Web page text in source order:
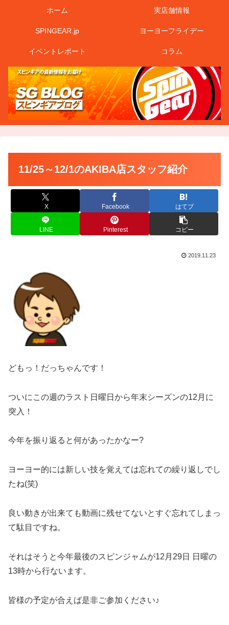
ホーム 実店舗情報
SPINGEAR.jp ヨーヨーフライデー
イベントレポート コラム
11/25～12/1のAKIBA店スタッフ紹介
X Facebook はてブ
LINE Pinterest コピー
2019.11.23
どもっ！だっちゃんです！
ついにこの週のラスト日曜日から年末シーズンの12月に
突入！
今年を振り返ると何があったかなー?
ヨーヨー的には新しい技を覚えては忘れての繰り返しでし
たね(笑)
良い動きが出来ても動画に残せてないとすぐ忘れてしまっ
て駄目ですね。
それはそうと今年最後のスピンジャムが12月29日 日曜の
13時から行ないます。
皆様の予定が合えば是非ご参加ください♪